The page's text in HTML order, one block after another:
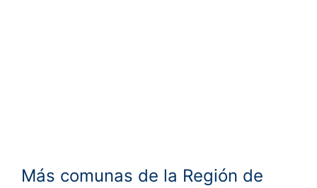
Más comunas de la Región de